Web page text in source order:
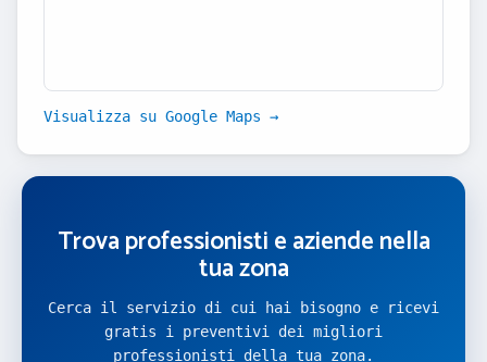
Visualizza su Google Maps →
Trova professionisti e aziende nella
tua zona
Cerca il servizio di cui hai bisogno e ricevi
gratis i preventivi dei migliori
professionisti della tua zona.